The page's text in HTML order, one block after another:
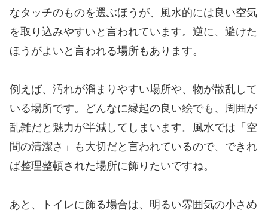
なタッチのものを選ぶほうが、風水的には良い空気
を取り込みやすいと言われています。逆に、避けた
ほうがよいと言われる場所もあります。
例えば、汚れが溜まりやすい場所や、物が散乱して
いる場所です。どんなに縁起の良い絵でも、周囲が
乱雑だと魅力が半減してしまいます。風水では「空
間の清潔さ」も大切だと言われているので、できれ
ば整理整頓された場所に飾りたいですね。
あと、トイレに飾る場合は、明るい雰囲気の小さめ